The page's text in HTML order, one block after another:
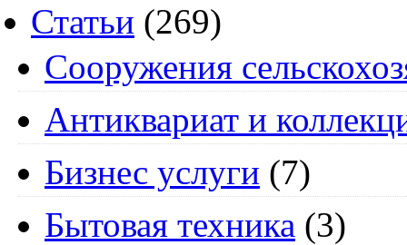
Статьи (269)
Cооружения
Антиквариат и
Бизнес услуги (7)
Бытовая техника (3)